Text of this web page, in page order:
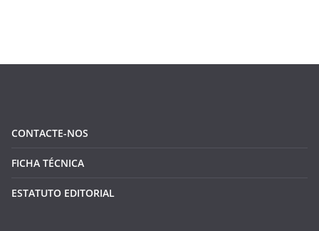
CONTACTE-NOS
FICHA TÉCNICA
ESTATUTO EDITORIAL